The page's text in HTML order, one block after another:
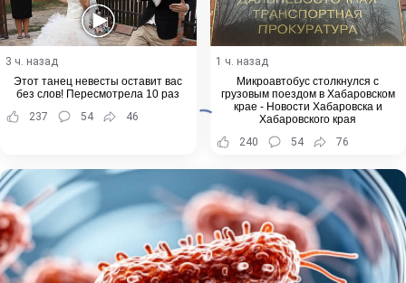
3 ч. назад
Этот танец невесты оставит вас
без слов! Пересмотрела 10 раз
237
54 46
1 ч. назад
Микроавтобус столкнулся с
грузовым поездом в Хабаровском
крае - Новости Хабаровска и
Хабаровского края
240
54 76